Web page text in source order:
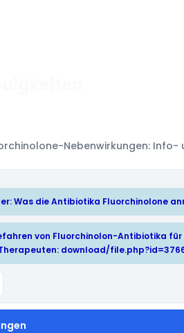
Nebenwirkungen:
Was die Antibiotika Fluorchinolone
von Fluorchinolon-Antibiotika
download/